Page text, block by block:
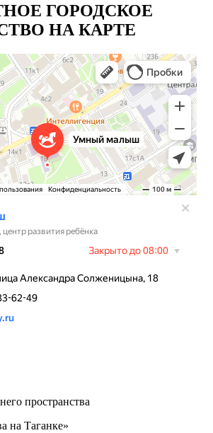
ГОРОДСКОЕ
НА КАРТЕ
пространства
на Таганке»